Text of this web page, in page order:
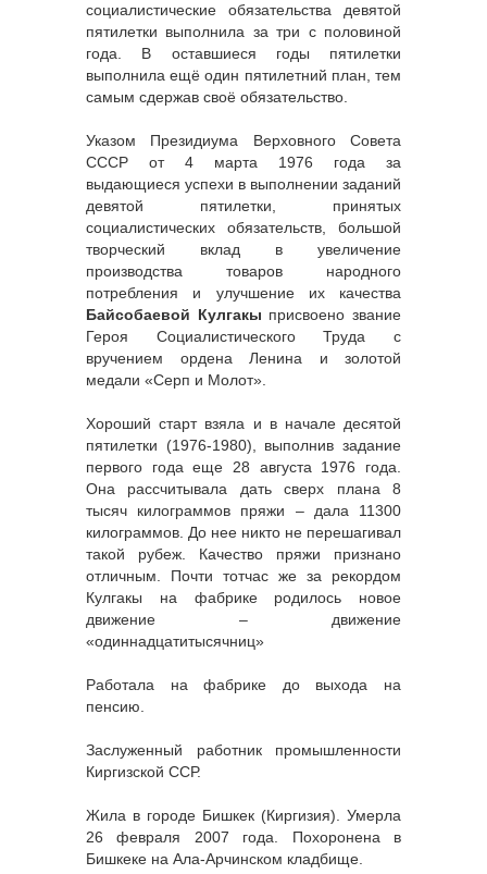
социалистические обязательства девятой
пятилетки выполнила за три с половиной
года. В оставшиеся годы пятилетки
выполнила ещё один пятилетний план, тем
самым сдержав своё обязательство.
Указом Президиума Верховного Совета
СССР от 4 марта 1976 года за
выдающиеся успехи в выполнении заданий
девятой пятилетки, принятых
социалистических обязательств, большой
творческий вклад в увеличение
производства товаров народного
потребления и улучшение их качества
Байсобаевой Кулгакы присвоено звание
Героя Социалистического Труда с
вручением ордена Ленина и золотой
медали «Серп и Молот».
Хороший старт взяла и в начале десятой
пятилетки (1976-1980), выполнив задание
первого года еще 28 августа 1976 года.
Она рассчитывала дать сверх плана 8
тысяч килограммов пряжи – дала 11300
килограммов. До нее никто не перешагивал
такой рубеж. Качество пряжи признано
отличным. Почти тотчас же за рекордом
Кулгакы на фабрике родилось новое
движение – движение
«одиннадцатитысячниц»
Работала на фабрике до выхода на
пенсию.
Заслуженный работник промышленности
Киргизской ССР.
Жила в городе Бишкек (Киргизия). Умерла
26 февраля 2007 года. Похоронена в
Бишкеке на Ала-Арчинском кладбище.